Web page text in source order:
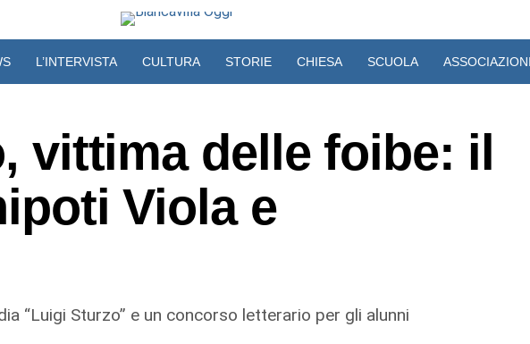
L’INTERVISTA CULTURA STORIE CHIESA SCUOLA
vittima delle foibe: il
Viola e
“Luigi Sturzo” e un concorso letterario per gli alunni